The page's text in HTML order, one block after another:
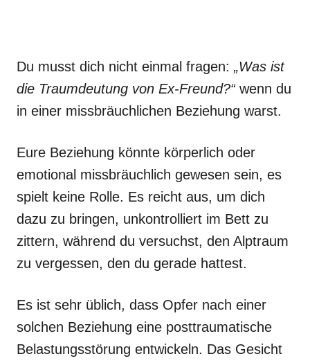
Du musst dich nicht einmal fragen: „Was ist
die Traumdeutung von Ex-Freund?“wenn du
in einer missbräuchlichen Beziehung warst.
Eure Beziehung könnte körperlich oder
emotional missbräuchlich gewesen sein, es
spielt keine Rolle. Es reicht aus, um dich
dazu zu bringen, unkontrolliert im Bett zu
zittern, während du versuchst, den Alptraum
zu vergessen, den du gerade hattest.
Es ist sehr üblich, dass Opfer nach einer
solchen Beziehung eine posttraumatische
Belastungsstörung entwickeln. Das Gesicht